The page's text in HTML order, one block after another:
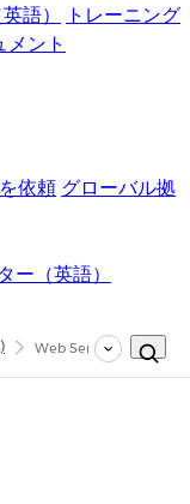
語）
トレーニング
メント
依頼 グローバル拠
ー（英語）
Web Service